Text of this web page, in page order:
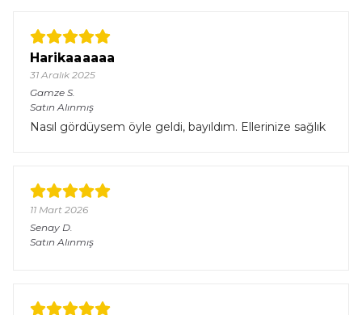
Harikaaaaaa
31 Aralık 2025
Gamze S.
Satın Alınmış
Nasıl gördüysem öyle geldi, bayıldım. Ellerinize sağlık
11 Mart 2026
Senay D.
Satın Alınmış